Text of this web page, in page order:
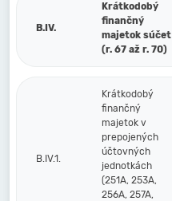
B.IV.
Krátkodobý
finančný
majetok súčet
(r. 67 až r. 70)
B.IV.1.
Krátkodobý
finančný
majetok v
prepojených
účtovných
jednotkách
(251A, 253A,
256A, 257A,